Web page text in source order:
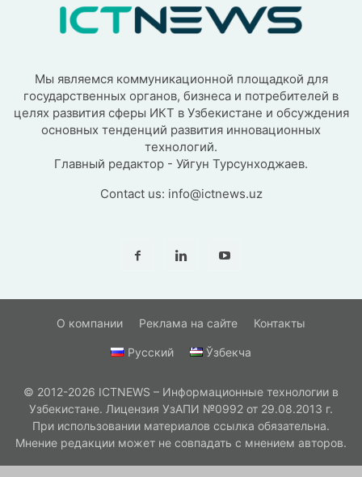
Мы являемся коммуникационной площадкой для
государственных органов, бизнеса и потребителей в
целях развития сферы ИКТ в Узбекистане и обсуждения
основных тенденций развития инновационных
технологий.
Главный редактор - Уйгун Турсунходжаев.
Contact us: info@ictnews.uz
О компании Реклама на сайте Контакты
Русский Ўзбекча
© 2012-2026 ICTNEWS – Информационные технологии в
Узбекистане. Лицензия УзАПИ №0992 от 29.08.2013 г.
При использовании материалов ссылка обязательна.
Мнение редакции может не совпадать с мнением авторов.